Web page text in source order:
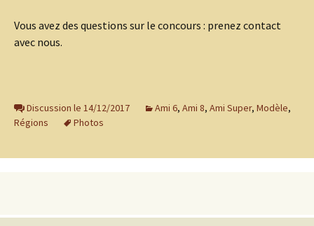
Vous avez des questions sur le concours : prenez contact
avec nous.
Discussion le 14/12/2017 Ami 6, Ami 8, Ami Super, Modèle,
Régions
Photos